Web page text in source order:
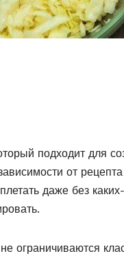
подходит для
от
даже без
ограничиваются